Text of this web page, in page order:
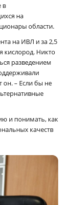
в
на
области.
на ИВЛ и за 2,5
кислород. Никто
разведением
он. – Если бы не
и понимать, как
качеств